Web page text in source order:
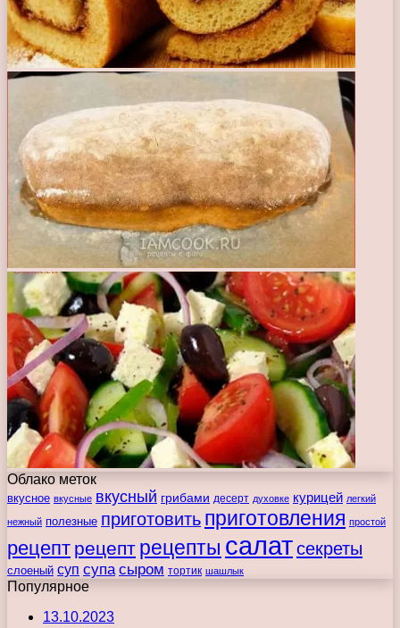
Облако меток
вкусное вкусные вкусный грибами десерт духовке курицей легкий
нежный полезные приготовить приготовления простой
рецепт рецепт рецепты салатсекреты
слоеный суп супа сыром тортик шашлык
Популярное
13.10.2023